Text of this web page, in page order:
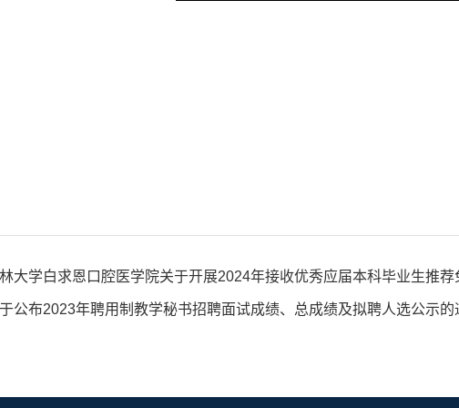
林大学白求恩口腔医学院关于开展2024年接收优秀应届本科毕业生推
公布2023年聘用制教学秘书招聘面试成绩、总成绩及拟聘人选公示的